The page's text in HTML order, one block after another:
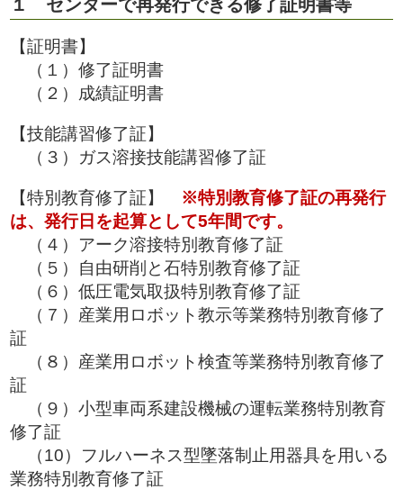
１ センターで再発行できる修了証明書等
【証明書】
（１）修了証明書
（２）成績証明書
【技能講習修了証】
（３）ガス溶接技能講習修了証
【特別教育修了証】 ※特別教育修了証の再発行
は、発行日を起算として5年間です。
（４）アーク溶接特別教育修了証
（５）自由研削と石特別教育修了証
（６）低圧電気取扱特別教育修了証
（７）産業用ロボット教示等業務特別教育修了
証
（８）産業用ロボット検査等業務特別教育修了
証
（９）小型車両系建設機械の運転業務特別教育
修了証
（10）フルハーネス型墜落制止用器具を用いる
業務特別教育修了証